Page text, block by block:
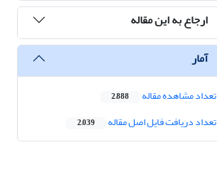
ارجاع به این مقاله
آمار
تعداد مشاهده مقاله 2,888
تعداد دریافت فایل اصل مقاله 2,039